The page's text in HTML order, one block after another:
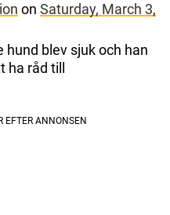
on Saturday, March 3,
blev sjuk och han
råd till